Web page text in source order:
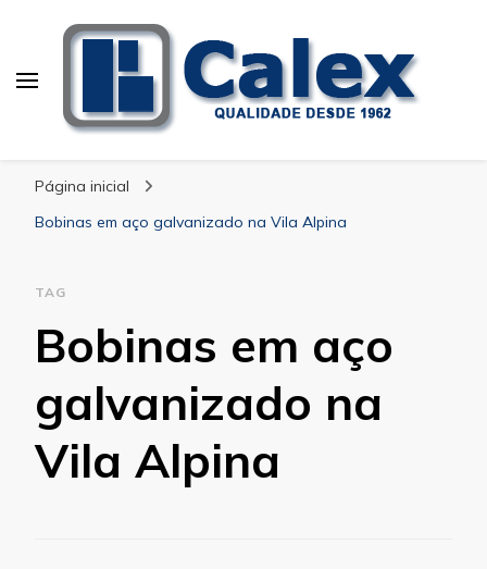
Página inicial
Bobinas em aço galvanizado na Vila Alpina
TAG
Bobinas em aço
galvanizado na
Vila Alpina